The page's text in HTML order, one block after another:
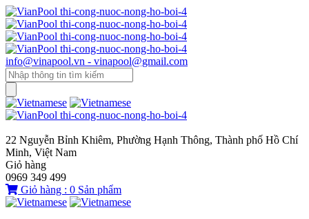
info@vinapool.vn - vinapool@gmail.com
22 Nguyễn Bỉnh Khiêm, Phường Hạnh Thông, Thành phố Hồ Chí
Minh, Việt Nam
Giỏ hàng
0969 349 499
Giỏ hàng : 0 Sản phẩm